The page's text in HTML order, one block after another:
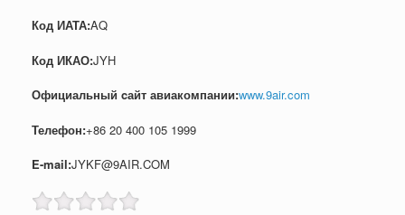
Код ИАТА:AQ
Код ИКАО:JYH
Официальный cайт авиакомпании:www.9air.com
Телефон:+86 20 400 105 1999
E-mail:JYKF@9AIR.COM